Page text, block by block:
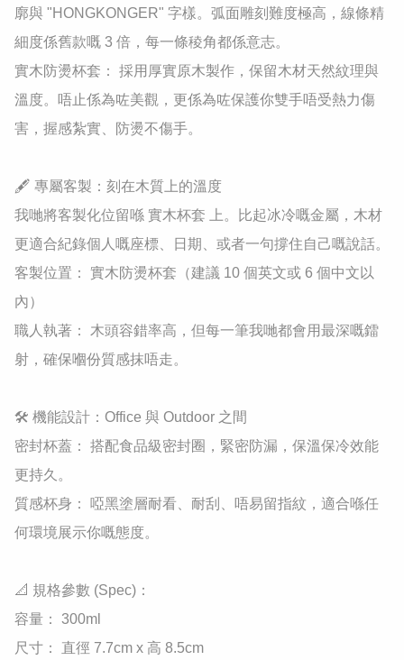
廓與 "HONGKONGER" 字樣。弧面雕刻難度極高，線條精
細度係舊款嘅 3 倍，每一條稜角都係意志。
​實木防燙杯套： 採用厚實原木製作，保留木材天然紋理與
溫度。唔止係為咗美觀，更係為咗保護你雙手唔受熱力傷
害，握感紮實、防燙不傷手。
​🖋️ 專屬客製：刻在木質上的溫度
​我哋將客製化位留喺 實木杯套 上。比起冰冷嘅金屬，木材
更適合紀錄個人嘅座標、日期、或者一句撐住自己嘅說話。
​客製位置： 實木防燙杯套（建議 10 個英文或 6 個中文以
內）
​職人執著： 木頭容錯率高，但每一筆我哋都會用最深嘅鐳
射，確保嗰份質感抹唔走。
​🛠️ 機能設計：Office 與 Outdoor 之間
​密封杯蓋： 搭配食品級密封圈，緊密防漏，保溫保冷效能
更持久。
​質感杯身： 啞黑塗層耐看、耐刮、唔易留指紋，適合喺任
何環境展示你嘅態度。
​📐 規格參數 (Spec)：
​容量： 300ml
​尺寸： 直徑 7.7cm x 高 8.5cm